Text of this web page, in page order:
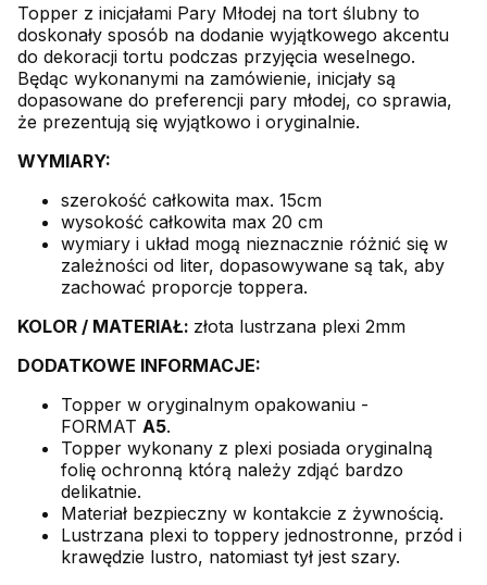
Topper z inicjałami Pary Młodej na tort ślubny to
doskonały sposób na dodanie wyjątkowego akcentu
do dekoracji tortu podczas przyjęcia weselnego.
Będąc wykonanymi na zamówienie, inicjały są
dopasowane do preferencji pary młodej, co sprawia,
że prezentują się wyjątkowo i oryginalnie.
WYMIARY:
szerokość całkowita max. 15cm
wysokość całkowita max 20 cm
wymiary i układ mogą nieznacznie różnić się w
zależności od liter, dopasowywane są tak, aby
zachować proporcje toppera.
KOLOR / MATERIAŁ: złota lustrzana plexi 2mm
DODATKOWE INFORMACJE:
Topper w oryginalnym opakowaniu -
FORMAT A5.
Topper wykonany z plexi posiada oryginalną
folię ochronną którą należy zdjąć bardzo
delikatnie.
Materiał bezpieczny w kontakcie z żywnością.
Lustrzana plexi to toppery jednostronne, przód i
krawędzie lustro, natomiast tył jest szary.